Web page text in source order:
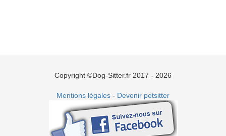
Copyright ©Dog-Sitter.fr 2017 - 2026
Mentions légales - Devenir petsitter